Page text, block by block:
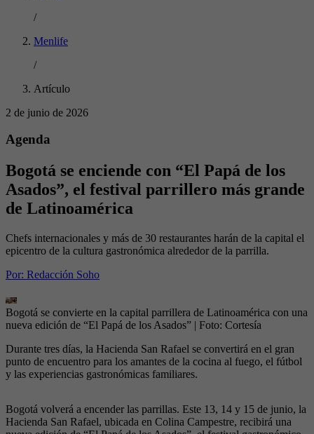
/
Menlife
/
Artículo
2 de junio de 2026
Agenda
Bogotá se enciende con “El Papá de los
Asados”, el festival parrillero más grande
de Latinoamérica
Chefs internacionales y más de 30 restaurantes harán de la capital el
epicentro de la cultura gastronómica alrededor de la parrilla.
Por: Redacción Soho
Bogotá se convierte en la capital parrillera de Latinoamérica con una
nueva edición de “El Papá de los Asados” | Foto: Cortesía
Durante tres días, la Hacienda San Rafael se convertirá en el gran
punto de encuentro para los amantes de la cocina al fuego, el fútbol
y las experiencias gastronómicas familiares.
Bogotá volverá a encender las parrillas. Este 13, 14 y 15 de junio, la
Hacienda San Rafael, ubicada en Colina Campestre, recibirá una